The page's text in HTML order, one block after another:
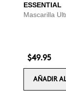
ESSENTIAL
Mascarilla
$49.95
AÑADIR